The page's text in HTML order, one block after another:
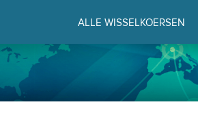
ALLE WISSELKOERSEN